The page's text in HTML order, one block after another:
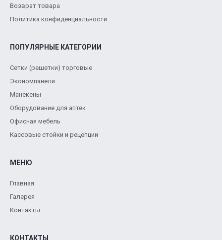
Возврат товара
Политика конфиденциальности
ПОПУЛЯРНЫЕ КАТЕГОРИИ
Сетки (решетки) торговые
Экономпанели
Манекены
Оборудование для аптек
Офисная мебель
Кассовые стойки и рецепции
МЕНЮ
Главная
Галерея
Контакты
КОНТАКТЫ